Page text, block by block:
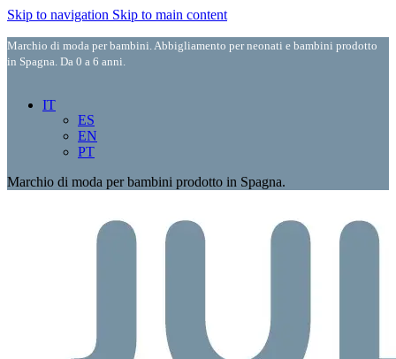
Skip to navigation Skip to main content
Marchio di moda per bambini. Abbigliamento per neonati e bambini prodotto
in Spagna. Da 0 a 6 anni.
IT
ES
EN
PT
Marchio di moda per bambini prodotto in Spagna.